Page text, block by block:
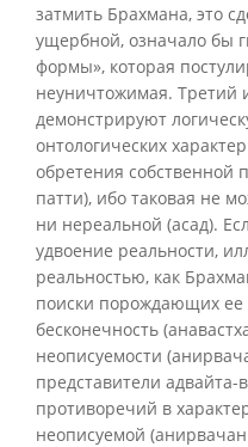
затмить Брахмана, это
ущербной, означало бы
формы», которая
неуничтожимая. Третий
демонстрируют
онтологических
обретения собственной
патти), ибо таковая не
ни нереальной (асад).
удвоение реальности,
реальностью, как
поиски порождающих ее
бесконечность
неописуемости
представители
противоречий в
неописуемой